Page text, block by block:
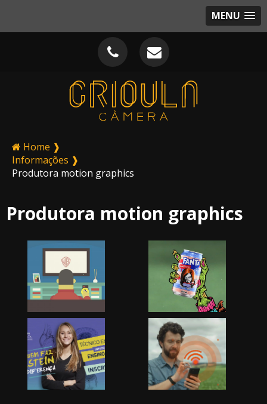
MENU
Home ❱
Informações ❱
Produtora motion graphics
Produtora motion graphics